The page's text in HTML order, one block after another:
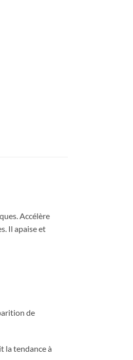
Accélère
Il apaise et
de
la tendance à